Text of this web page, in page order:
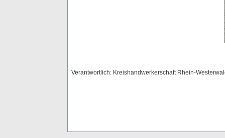
Verantwortlich: Kreishandwerkerschaft Rhein-